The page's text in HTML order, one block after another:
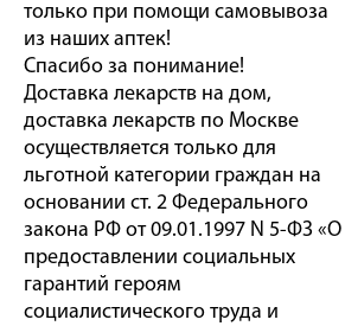
только при помощи самовывоза
из наших аптек!
Спасибо за понимание!
Доставка лекарств на дом,
доставка лекарств по Москве
осуществляется только для
льготной категории граждан на
основании ст. 2 Федерального
закона РФ от 09.01.1997 N 5-ФЗ «О
предоставлении социальных
гарантий героям
социалистического труда и